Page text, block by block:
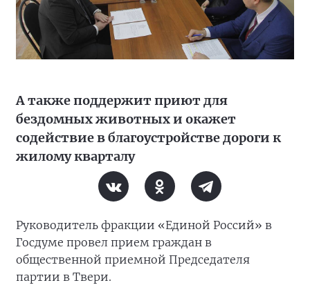
А также поддержит приют для
бездомных животных и окажет
содействие в благоустройстве дороги к
жилому кварталу
Руководитель фракции «Единой Россий» в
Госдуме провел прием граждан в
общественной приемной Председателя
партии в Твери.